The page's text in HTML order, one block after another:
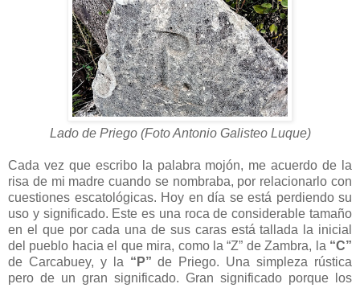
Lado de Priego (Foto Antonio Galisteo Luque)
Cada vez que escribo la palabra mojón, me acuerdo de la
risa de mi madre cuando se nombraba, por relacionarlo con
cuestiones escatológicas. Hoy en día se está perdiendo su
uso y significado. Este es una roca de considerable tamaño
en el que por cada una de sus caras está tallada la inicial
del pueblo hacia el que mira, como la “Z” de Zambra, la “C”
de Carcabuey, y la “P” de Priego. Una simpleza rústica
pero de un gran significado. Gran significado porque los